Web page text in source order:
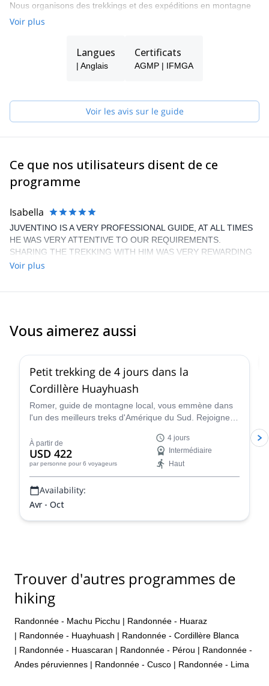
Nous organisons des trekkings et des expéditions en montagne
dans la Cordillera Blanca, et dans tout le Pérou.
Voir plus
Langues
| Anglais
Certificats
AGMP | IFMGA
Voir les avis sur le guide
Ce que nos utilisateurs disent de ce
programme
Isabella
JUVENTINO IS A VERY PROFESSIONAL GUIDE, AT ALL TIMES
HE WAS VERY ATTENTIVE TO OUR REQUIREMENTS.
SHARING THE TREKKING WITH HIM WAS VERY REWARDING
AND I LEARNED A LOT.
Voir plus
Vous aimerez aussi
Petit trekking de 4 jours dans la
Cordillère Huayhuash
Romer, guide de montagne local, vous emmène dans
l'un des meilleurs treks d'Amérique du Sud. Rejoignez-
Cordillère péruvienne Huayhuash !
À partir de
USD 422
par personne pour 6 voyageurs
4 jours
Intermédiaire
Haut
Availability:
Avr - Oct
Trouver d'autres programmes de
hiking
Randonnée - Machu Picchu | Randonnée - Huaraz
| Randonnée - Huayhuash | Randonnée - Cordillère Blanca
| Randonnée - Huascaran | Randonnée - Pérou | Randonnée -
Andes péruviennes | Randonnée - Cusco | Randonnée - Lima